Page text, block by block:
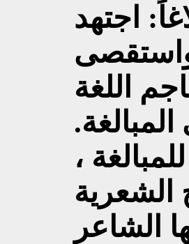
اجتهد
اللغة
،
الشعرية
الشاعر